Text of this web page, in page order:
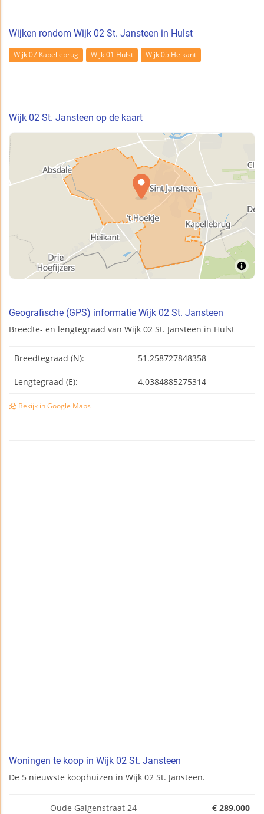
Wijken rondom Wijk 02 St. Jansteen in Hulst
Wijk 07 Kapellebrug Wijk 01 Hulst Wijk 05 Heikant
Wijk 02 St. Jansteen op de kaart
Geografische (GPS) informatie Wijk 02 St. Jansteen
Breedte- en lengtegraad van Wijk 02 St. Jansteen in Hulst
Breedtegraad (N): 51.258727848358
Lengtegraad (E): 4.0384885275314
Bekijk in Google Maps
Woningen te koop in Wijk 02 St. Jansteen
De 5 nieuwste koophuizen in Wijk 02 St. Jansteen.
Oude Galgenstraat 24
€ 289.000